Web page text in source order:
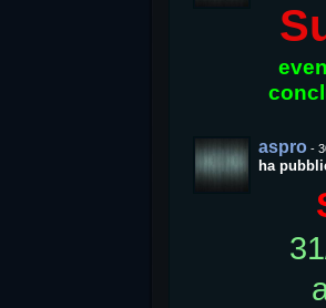
aspro -
ha